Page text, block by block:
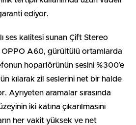
garanti ediyor.
ses kalitesi sunan Çift Stereo
OPPO A60, gürültülü ortamlarda
hoparlörünün sesini %300’e
kılarak zil seslerini net bir halde
Ayrıyeten aramalar sırasında
iki katına çıkarılmasını
her vakit yüksek ve net